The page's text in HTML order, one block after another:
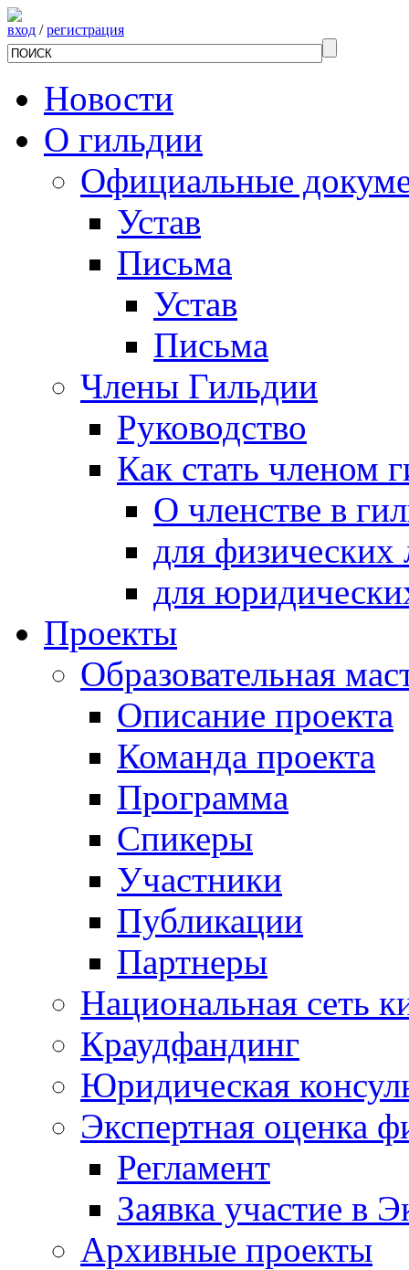
вход /регистрация
Новости
О гильдии
Официальные
Устав
Письма
Устав
Письма
Члены Гильдии
Руководство
Как стать членом
О членстве в
для физических
для
Проекты
Образовательная
Описание проекта
Команда проекта
Программа
Спикеры
Участники
Публикации
Партнеры
Национальная сеть
Краудфандинг
Юридическая
Экспертная оценка
Регламент
Заявка участие в
Архивные проекты